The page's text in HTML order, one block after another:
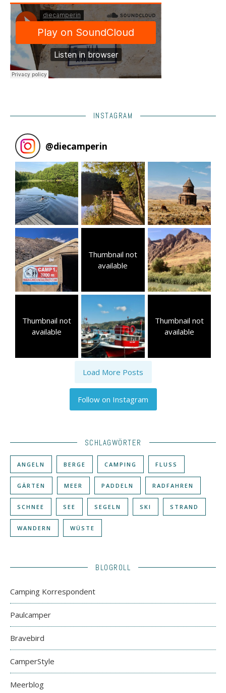
INSTAGRAM
@diecamperin
Thumbnail not
available
Thumbnail not
available
Thumbnail not
available
Load More Posts
Follow on Instagram
SCHLAGWÖRTER
ANGELN BERGE CAMPING FLUSS
GÄRTEN MEER PADDELN RADFAHREN
SCHNEE SEE SEGELN SKI STRAND
WANDERN WÜSTE
BLOGROLL
Camping Korrespondent
Paulcamper
Bravebird
CamperStyle
Meerblog